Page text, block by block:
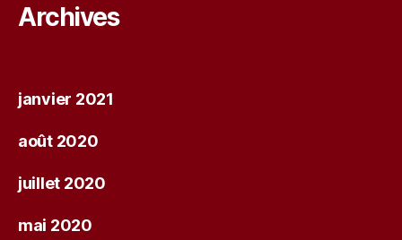
Archives
janvier 2021
août 2020
juillet 2020
mai 2020